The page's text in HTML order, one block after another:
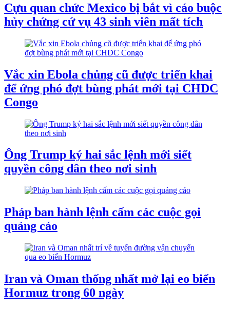
Cựu quan chức Mexico bị bắt vì cáo buộc
hủy chứng cứ vụ 43 sinh viên mất tích
Vắc xin Ebola chủng cũ được triển khai
để ứng phó đợt bùng phát mới tại CHDC
Congo
Ông Trump ký hai sắc lệnh mới siết
quyền công dân theo nơi sinh
Pháp ban hành lệnh cấm các cuộc gọi
quảng cáo
Iran và Oman thống nhất mở lại eo biển
Hormuz trong 60 ngày